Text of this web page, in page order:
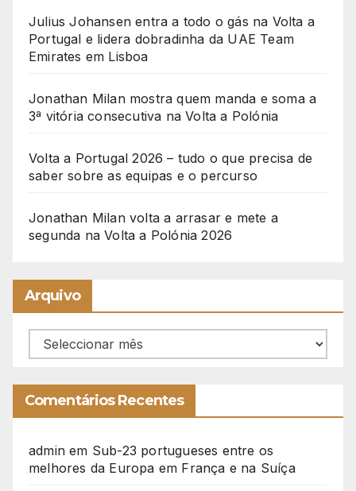
Julius Johansen entra a todo o gás na Volta a
Portugal e lidera dobradinha da UAE Team
Emirates em Lisboa
Jonathan Milan mostra quem manda e soma a
3ª vitória consecutiva na Volta a Polónia
Volta a Portugal 2026 – tudo o que precisa de
saber sobre as equipas e o percurso
Jonathan Milan volta a arrasar e mete a
segunda na Volta a Polónia 2026
Arquivo
Arquivo
Comentários Recentes
admin em Sub-23 portugueses entre os
melhores da Europa em França e na Suíça